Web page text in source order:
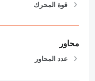
قوة المحرك
محاور
عدد المحاور